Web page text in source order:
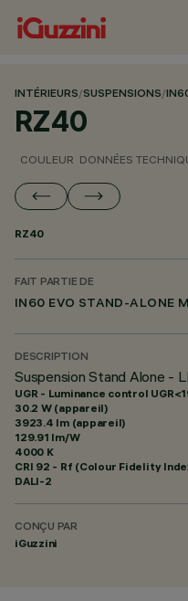
INTÉRIEURS/SUSPENSIONS/
RZ40
COULEUR DONNÉES
RZ40
FAIT PARTIE DE
IN60 EVO STAND-ALONE
DESCRIPTION
Suspension Stand Alone -
UGR - Luminance control
30.2 W (appareil)
3923.4 lm (appareil)
129.91 lm/W
4000 K
CRI 92 - Rf (Colour Fidelity
DALI-2
CONÇU PAR
iGuzzini